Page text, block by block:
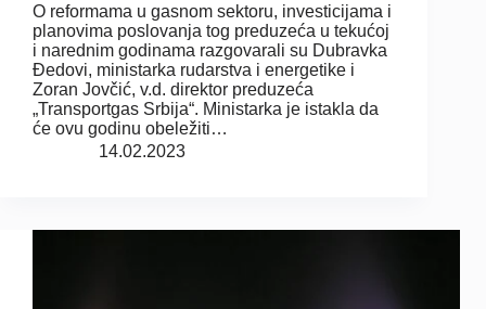
O reformama u gasnom sektoru, investicijama i
planovima poslovanja tog preduzeća u tekućoj
i narednim godinama razgovarali su Dubravka
Đedovi, ministarka rudarstva i energetike i
Zoran Jovčić, v.d. direktor preduzeća
„Transportgas Srbija“. Ministarka je istakla da
će ovu godinu obeležiti…
14.02.2023